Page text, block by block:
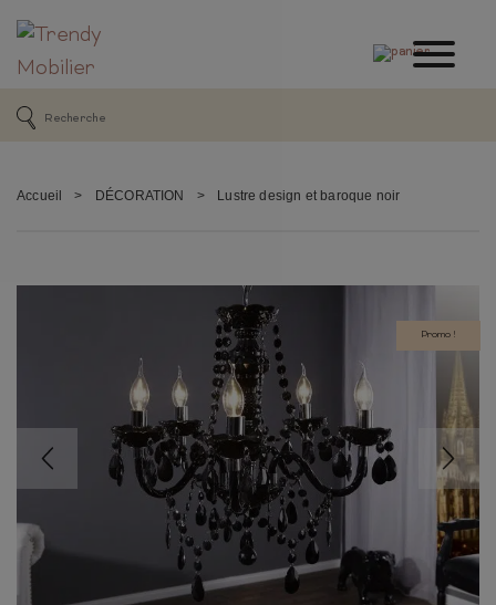
Accueil > DÉCORATION > Lustre design et baroque noir
Promo !